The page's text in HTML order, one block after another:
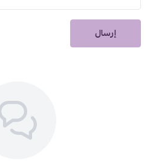
الآن من دار الأميرات واستمتعي بقوة
منتجات قد تكون مهمة:
إرسال